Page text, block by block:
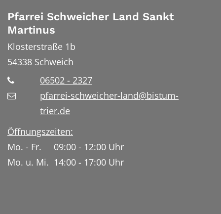
Pfarrei Schweicher Land Sankt
Martinus
Klosterstraße 1b
54338 Schweich
06502 - 2327
pfarrei-schweicher-land@bistum-
trier.de
Öffnungszeiten:
Mo. - Fr. 09:00 - 12:00 Uhr
Mo. u. Mi. 14:00 - 17:00 Uhr